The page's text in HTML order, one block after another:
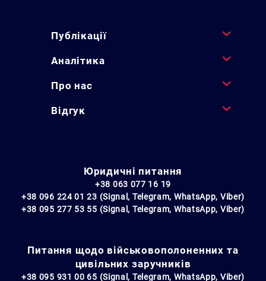
Публікації
Аналітика
Про нас
Відгук
Юридичні питання
+38 063 077 16 19
+38 096 224 01 23 (Signal, Telegram, WhatsApp, Viber)
+38 095 277 53 55 (Signal, Telegram, WhatsApp, Viber)
Питання щодо військовополоненних та
цивільних заручників
+38 095 931 00 65 (Signal, Telegram, WhatsApp, Viber)